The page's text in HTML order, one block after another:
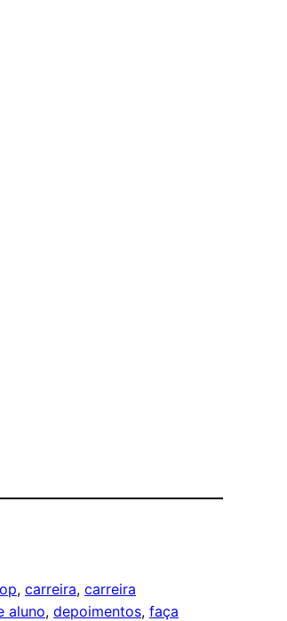
, carreira, carreira
aluno, depoimentos, faça